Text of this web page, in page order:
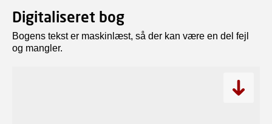
Digitaliseret bog
Bogens tekst er maskinlæst, så der kan være en del fejl
og mangler.